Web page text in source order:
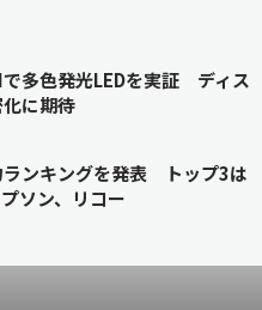
多色発光LEDを実証 ディス
に期待
ランキングを発表 トップ3は
ソン、リコー